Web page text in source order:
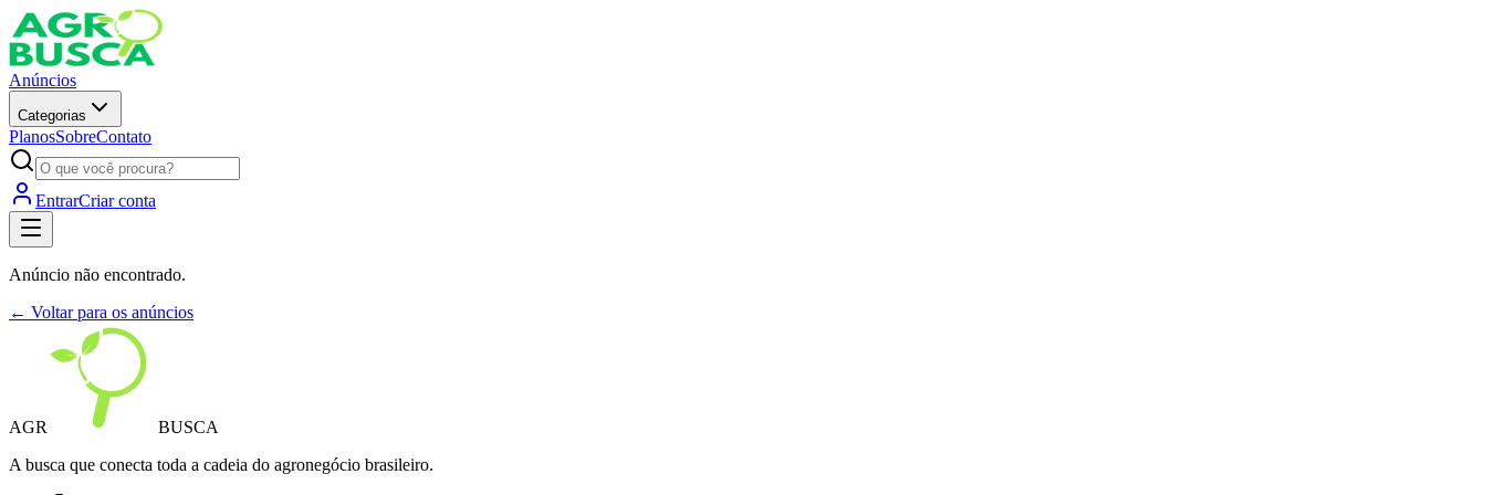
Anúncios
Categorias
PlanosSobreContato
EntrarCriar conta
Anúncio não encontrado.
← Voltar para os anúncios
AGR
BUSCA
A busca que conecta toda a cadeia do agronegócio brasileiro.